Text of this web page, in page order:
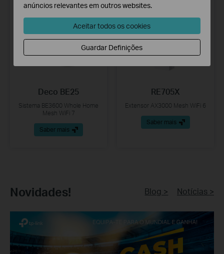
Deco BE25
Sistema BE3600 Whole Home
Mesh WiFi 7
Saber mais
RE705X
Extensor AX3000 Mesh WiFi 6
Saber mais
Novidades! Blog > Notícias >
anúncios relevantes em outros websites.
Aceitar todos os cookies
Guardar Definições